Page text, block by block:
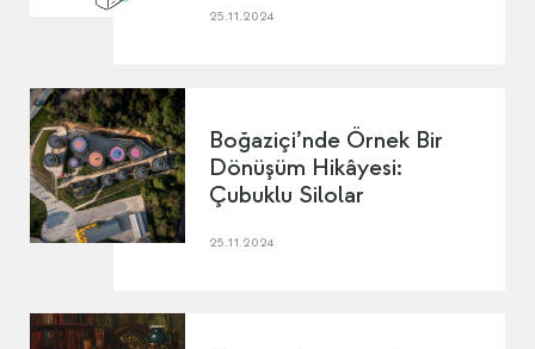
25.11.2024
Boğaziçi’nde Örnek Bir
Dönüşüm Hikâyesi:
Çubuklu Silolar
25.11.2024